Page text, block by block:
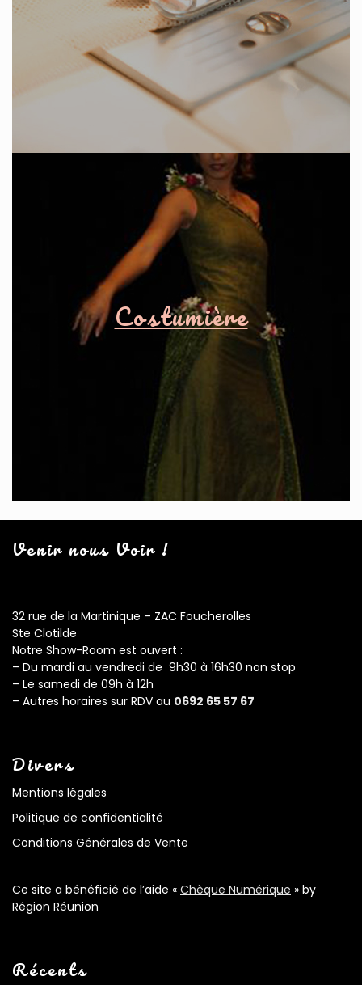
Costumière
Venir nous Voir !
32 rue de la Martinique – ZAC Foucherolles
Ste Clotilde
Notre Show-Room est ouvert :
– Du mardi au vendredi de 9h30 à 16h30 non stop
– Le samedi de 09h à 12h
– Autres horaires sur RDV au 0692 65 57 67
Divers
Mentions légales
Politique de confidentialité
Conditions Générales de Vente
Ce site a bénéficié de l’aide « Chèque Numérique » by
Région Réunion
Récents